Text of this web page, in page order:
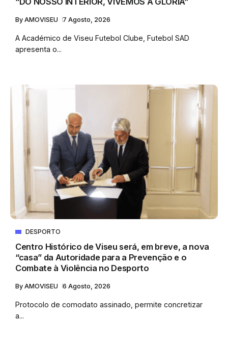
By AMOVISEU 7 Agosto, 2026
A Académico de Viseu Futebol Clube, Futebol SAD
apresenta o...
DESPORTO
Centro Histórico de Viseu será, em breve, a nova
“casa” da Autoridade para a Prevenção e o
Combate à Violência no Desporto
By AMOVISEU 6 Agosto, 2026
Protocolo de comodato assinado, permite concretizar
a...